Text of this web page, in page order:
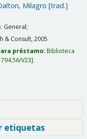
Milagro [trad.]
General;
& Consult,2005
préstamo: Biblioteca
794.56/V23 .
etiquetas